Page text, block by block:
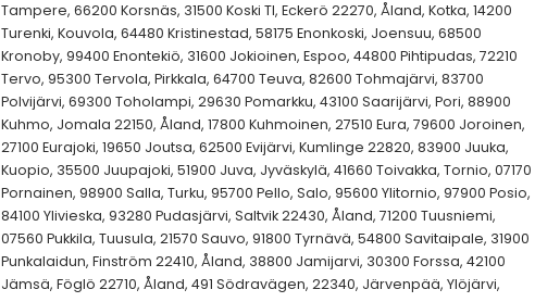
Tampere, 66200 Korsnäs, 31500 Koski Tl, Eckerö 22270, Åland, Kotka, 14200
Turenki, Kouvola, 64480 Kristinestad, 58175 Enonkoski, Joensuu, 68500
Kronoby, 99400 Enontekiö, 31600 Jokioinen, Espoo, 44800 Pihtipudas, 72210
Tervo, 95300 Tervola, Pirkkala, 64700 Teuva, 82600 Tohmajärvi, 83700
Polvijärvi, 69300 Toholampi, 29630 Pomarkku, 43100 Saarijärvi, Pori, 88900
Kuhmo, Jomala 22150, Åland, 17800 Kuhmoinen, 27510 Eura, 79600 Joroinen,
27100 Eurajoki, 19650 Joutsa, 62500 Evijärvi, Kumlinge 22820, 83900 Juuka,
Kuopio, 35500 Juupajoki, 51900 Juva, Jyväskylä, 41660 Toivakka, Tornio, 07170
Pornainen, 98900 Salla, Turku, 95700 Pello, Salo, 95600 Ylitornio, 97900 Posio,
84100 Ylivieska, 93280 Pudasjärvi, Saltvik 22430, Åland, 71200 Tuusniemi,
07560 Pukkila, Tuusula, 21570 Sauvo, 91800 Tyrnävä, 54800 Savitaipale, 31900
Punkalaidun, Finström 22410, Åland, 38800 Jamijarvi, 30300 Forssa, 42100
Jämsä, Föglö 22710, Åland, 491 Södravägen, 22340, Järvenpää, Ylöjärvi,